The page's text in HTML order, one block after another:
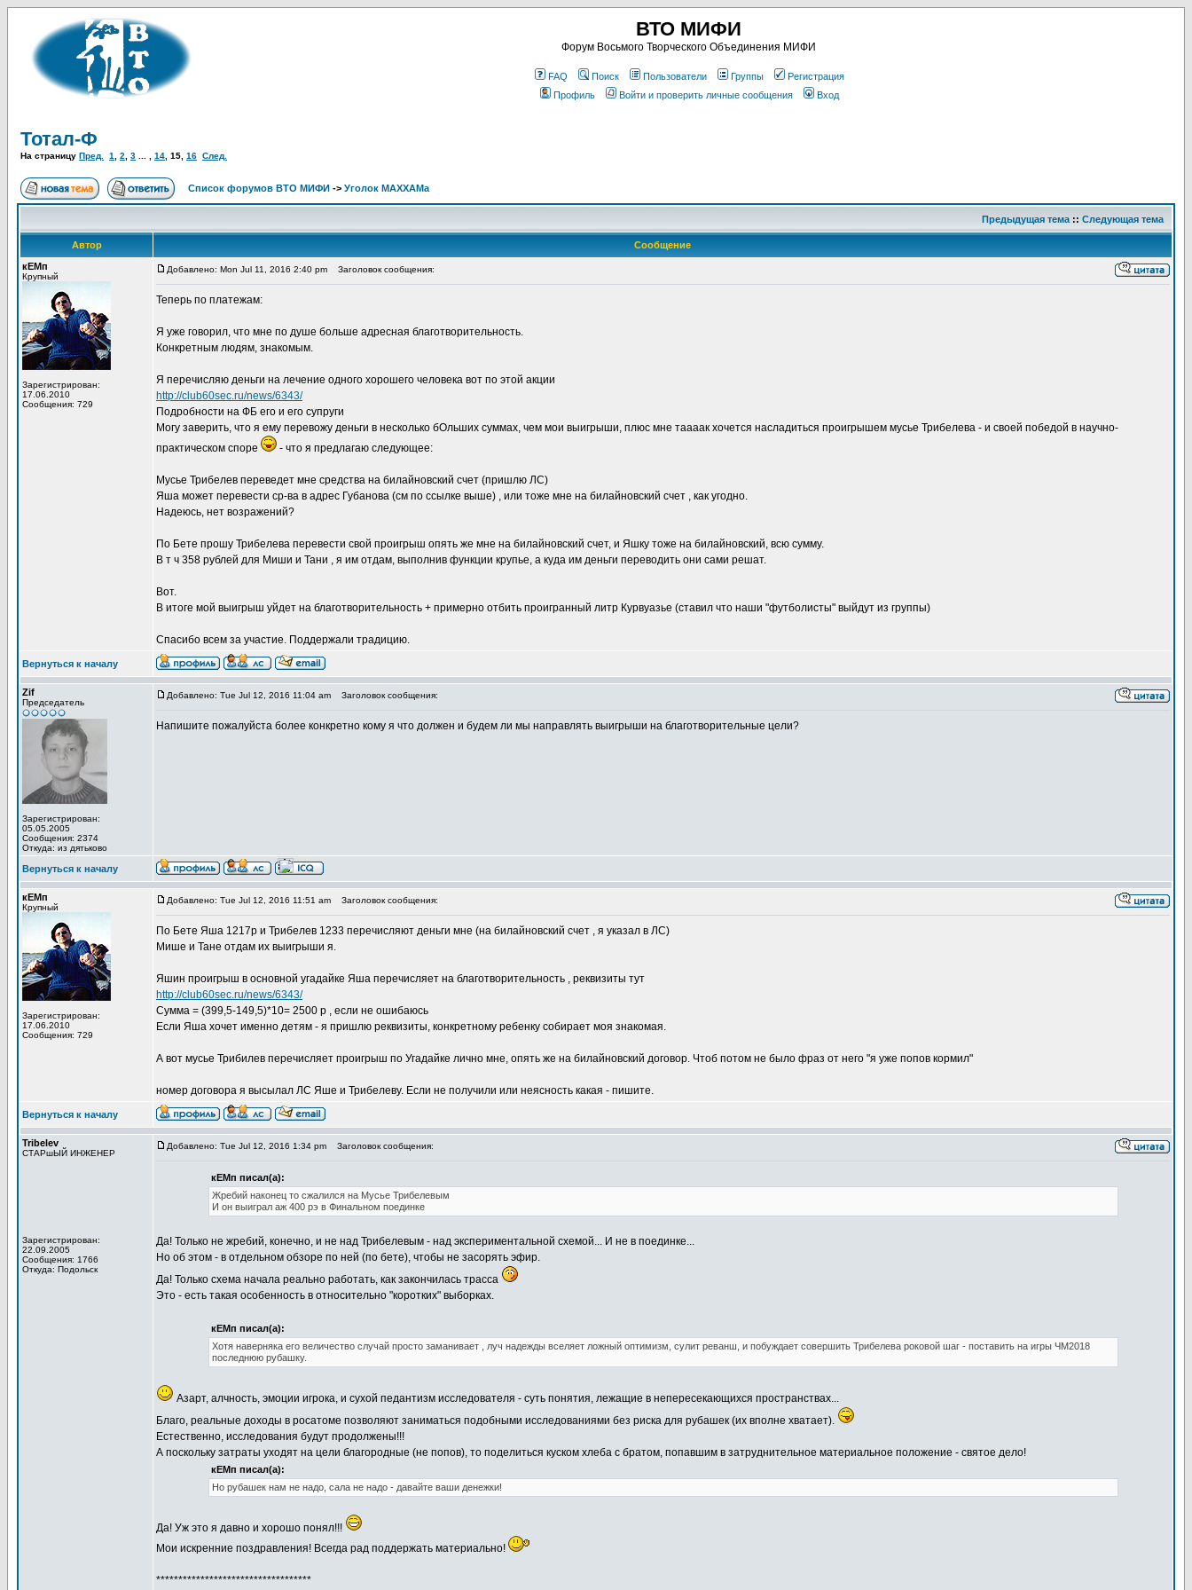
ВТО МИФИ
Форум Восьмого Творческого Объединения МИФИ
FAQ Поиск Пользователи Группы
Регистрация
Профиль
Войти и проверить личные сообщения Вход
Тотал-Ф
На страницу Пред. 1 2 3 14 15 16 След.
Список форумов ВТО МИФИ -> Уголок МАХХАМa
Предыдущая тема :: Следующая тема
Автор
Сообщение
кЕМп
Крупный
Зарегистрирован:
17.06.2010
Сообщения: 729
Добавлено: Mon Jul 11, 2016 2:40 pm Заголовок сообщения:
Теперь по платежам:
Я уже говорил, что мне по душе больше адресная благотворительность.
Конкретным людям, знакомым.
Я перечисляю деньги на лечение одного хорошего человека вот по этой акции
http://club60sec.ru/news/6343/
Подробности на ФБ его и его супруги
Могу заверить, что я ему перевожу деньги в несколько бОльших суммах, чем мои выигрыши, плюс мне таааак хочется насладиться проигрышем мусье Трибелева - и своей победой в научно-
практическом споре
- что я предлагаю следующее:
Мусье Трибелев переведет мне средства на билайновский счет (пришлю ЛС)
Яша может перевести ср-ва в адрес Губанова (см по ссылке выше) , или тоже мне на билайновский счет , как угодно.
Надеюсь, нет возражений?
По Бете прошу Трибелева перевести свой проигрыш опять же мне на билайновский счет, и Яшку тоже на билайновский, всю сумму.
В т ч 358 рублей для Миши и Тани , я им отдам, выполнив функции крупье, а куда им деньги переводить они сами решат.
Вот.
В итоге мой выигрыш уйдет на благотворительность + примерно отбить проигранный литр Курвуазье (ставил что наши "футболисты" выйдут из группы)
Спасибо всем за участие. Поддержали традицию.
Вернуться к началу
Zif
Председатель
Зарегистрирован:
05.05.2005
Сообщения: 2374
Откуда: из дятьково
Добавлено: Tue Jul 12, 2016 11:04 am Заголовок сообщения:
Напишите пожалуйста более конкретно кому я что должен и будем ли мы направлять выигрыши на благотворительные цели?
Вернуться к началу
кЕМп
Крупный
Зарегистрирован:
17.06.2010
Сообщения: 729
Добавлено: Tue Jul 12, 2016 11:51 am Заголовок сообщения:
По Бете Яша 1217р и Трибелев 1233 перечисляют деньги мне (на билайновский счет , я указал в ЛС)
Мише и Тане отдам их выигрыши я.
Яшин проигрыш в основной угадайке Яша перечисляет на благотворительность , реквизиты тут
http://club60sec.ru/news/6343/
Сумма = (399,5-149,5)*10= 2500 р , если не ошибаюсь
Если Яша хочет именно детям - я пришлю реквизиты, конкретному ребенку собирает моя знакомая.
А вот мусье Трибилев перечисляет проигрыш по Угадайке лично мне, опять же на билайновский договор. Чтоб потом не было фраз от него "я уже попов кормил"
номер договора я высылал ЛС Яше и Трибелеву. Если не получили или неясность какая - пишите.
Вернуться к началу
Tribelev
СТАРшЫЙ ИНЖЕНЕР
Зарегистрирован:
22.09.2005
Сообщения: 1766
Откуда: Подольск
Добавлено: Tue Jul 12, 2016 1:34 pm Заголовок сообщения:
кЕМп писал(а):
Жребий наконец то сжалился на Мусье Трибелевым
И он выиграл аж 400 рэ в Финальном поединке
Да! Только не жребий, конечно, и не над Трибелевым - над экспериментальной схемой... И не в поединке...
Но об этом - в отдельном обзоре по ней (по бете), чтобы не засорять эфир.
Да! Только схема начала реально работать, как закончилась трасса
Это - есть такая особенность в относительно "коротких" выборках.
кЕМп писал(а):
Хотя наверняка его величество случай просто заманивает , луч надежды вселяет ложный оптимизм, сулит реванш, и побуждает совершить Трибелева роковой шаг - поставить на игры ЧМ2018
последнюю рубашку.
Азарт, алчность, эмоции игрока, и сухой педантизм исследователя - суть понятия, лежащие в непересекающихся пространствах...
Благо, реальные доходы в росатоме позволяют заниматься подобными исследованиями без риска для рубашек (их вполне хватает).
Естественно, исследования будут продолжены!!!
А поскольку затраты уходят на цели благородные (не попов), то поделиться куском хлеба с братом, попавшим в затруднительное материальное положение - святое дело!
кЕМп писал(а):
Но рубашек нам не надо, сала не надо - давайте ваши денежки!
Да! Уж это я давно и хорошо понял!!!
Мои искренние поздравления! Всегда рад поддержать материально!
***********************************